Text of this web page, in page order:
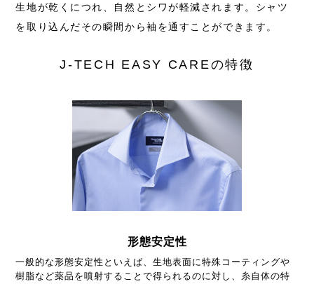
生地が乾くにつれ、自然とシワが軽減されます。 シャツ
を取り込んだその瞬間から袖を通すことができます。
J-TECH EASY CAREの特徴
形態安定性
一般的な形態安定性といえば、生地表面に特殊コーティングや
樹脂など薬品を噴射することで得られるのに対し、糸自体の特